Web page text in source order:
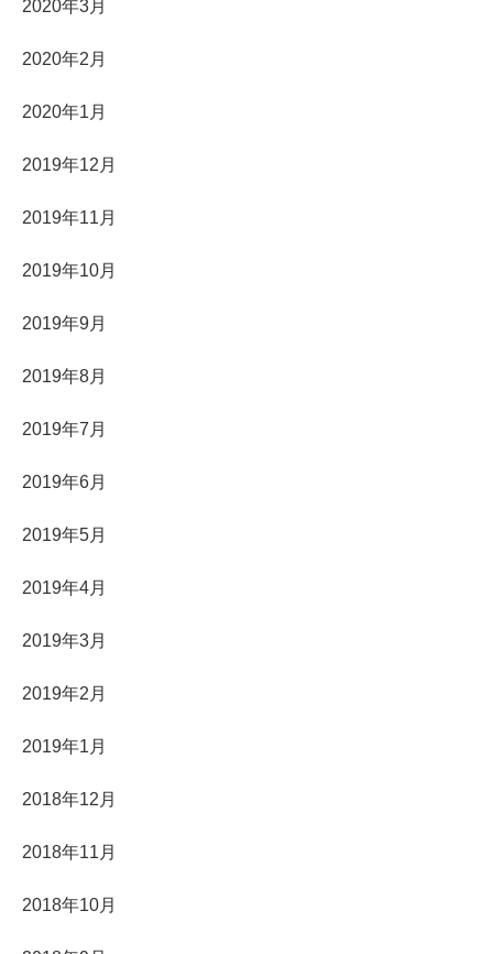
2020年3月
2020年2月
2020年1月
2019年12月
2019年11月
2019年10月
2019年9月
2019年8月
2019年7月
2019年6月
2019年5月
2019年4月
2019年3月
2019年2月
2019年1月
2018年12月
2018年11月
2018年10月